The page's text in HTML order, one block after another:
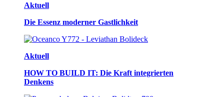
Aktuell
Die Essenz moderner Gastlichkeit
Aktuell
HOW TO BUILD IT: Die Kraft integrierten
Denkens